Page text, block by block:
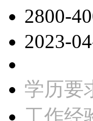
2800-
2023-
学历要
工作经